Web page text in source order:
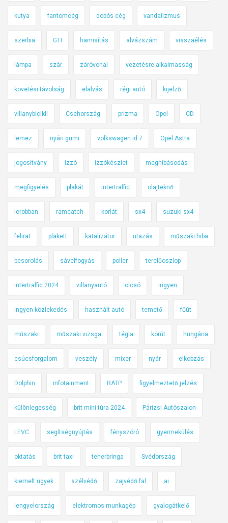
kutya fantomcég dobós cég vandalizmus
szerbia GTI hamisítás alvázszám visszaélés
lámpa szár záróvonal vezetésre alkalmasság
követési távolság elalvás régi autó kijelző
villanybicikli Csehország prizma Opel CD
lemez nyári gumi volkswagen id.7 Opel Astra
jogosítvány izzó izzókészlet meghibásodás
megfigyelés plakát intertraffic olajteknő
lerobban ramcatch korlát sx4 suzuki sx4
felirat plakett katalizátor utazás műszaki hiba
besorolás sávelfogyás poller terelőoszlop
intertraffic 2024 villanyautó olcsó ingyen
ingyen közlekedés használt autó temető főút
műszaki műszaki vizsga tégla körút hungária
csúcsforgalom veszély mixer nyár elkobzás
Dolphin infotainment RATP figyelmeztető jelzés
különlegesség brit mini túra 2024 Párizsi Autószalon
LEVC segítségnyújtás fényszóró gyermekülés
oktatás brit taxi teherbringa Svédország
kiemelt ügyek szélvédő zajvédő fal ai
lengyelország elektromos munkagép gyalogátkelő